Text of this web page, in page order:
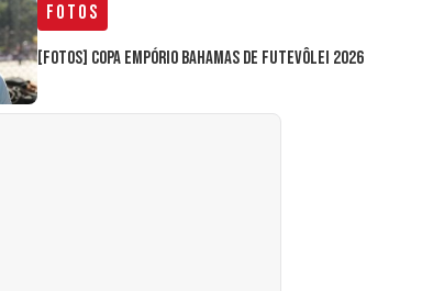
Fotos
[FOTOS] Copa Empório Bahamas de Futevôlei 2026